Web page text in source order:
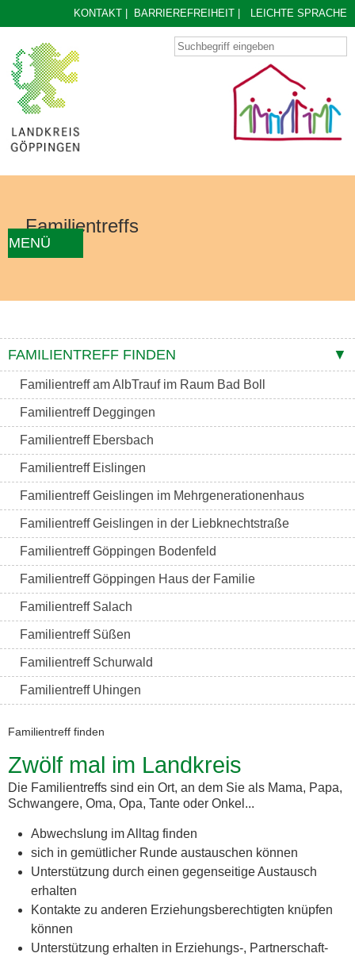
KONTAKT BARRIEREFREIHEIT LEICHTE SPRACHE
MENÜ
KONZEPT KONTAKTE
Familientreffs
FAMILIENTREFF FINDEN
Familientreff am AlbTrauf im Raum Bad Boll
Familientreff Deggingen
Familientreff Ebersbach
Familientreff Eislingen
Familientreff Geislingen im Mehrgenerationenhaus
Familientreff Geislingen in der Liebknechtstraße
Familientreff Göppingen Bodenfeld
Familientreff Göppingen Haus der Familie
Familientreff Salach
Familientreff Süßen
Familientreff Schurwald
Familientreff Uhingen
Familientreff finden
Zwölf mal im Landkreis
Die Familientreffs sind ein Ort, an dem Sie als Mama, Papa,
Schwangere, Oma, Opa, Tante oder Onkel...
Abwechslung im Alltag finden
sich in gemütlicher Runde austauschen können
Unterstützung durch einen gegenseitige Austausch
erhalten
Kontakte zu anderen Erziehungsberechtigten knüpfen
können
Unterstützung erhalten in Erziehungs-, Partnerschaft-